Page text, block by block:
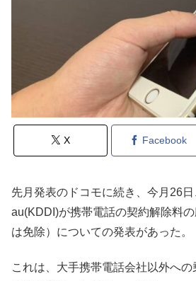
X Facebook
先月発表のドコモに続き、今月26
au(KDDI)が携帯電話の契約解除料
は免除）についての発表があった。
これは、大手携帯電話会社以外へ